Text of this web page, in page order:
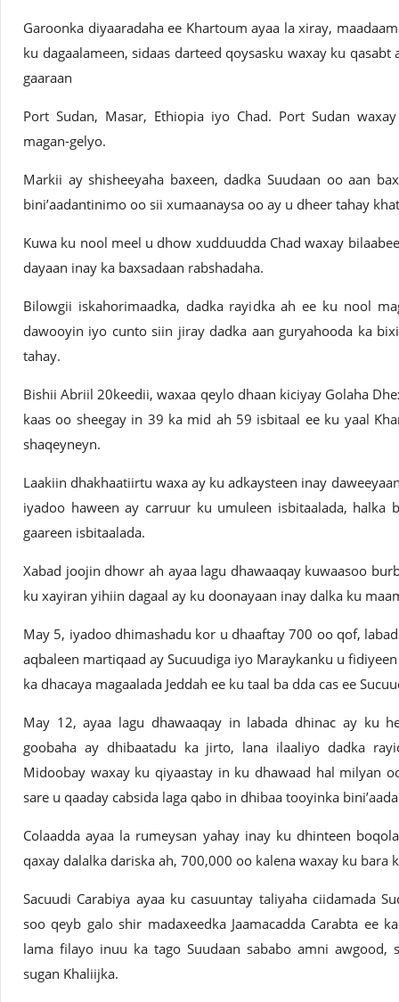
Garoonka diyaaradaha ee Khartoum ayaa la xiray,
ku dagaalameen, sidaas darteed qoysasku waxay ku
gaaraan
Port Sudan, Masar, Ethiopia iyo Chad. Port Sudan
magan-gelyo.
Markii ay shisheeyaha baxeen, dadka Suudaan oo aan
bini’aadantinimo oo sii xumaanaysa oo ay u dheer tahay
Kuwa ku nool meel u dhow xudduudda Chad waxay
dayaan inay ka baxsadaan rabshadaha.
Bilowgii iskahorimaadka, dadka rayidka ah ee ku nool
dawooyin iyo cunto siin jiray dadka aan guryahooda ka
tahay.
Bishii Abriil 20keedii, waxaa qeylo dhaan kiciyay Golaha
kaas oo sheegay in 39 ka mid ah 59 isbitaal ee ku yaal
shaqeyneyn.
Laakiin dhakhaatiirtu waxa ay ku adkaysteen inay
iyadoo haween ay carruur ku umuleen isbitaalada, halka
gaareen isbitaalada.
Xabad joojin dhowr ah ayaa lagu dhawaaqay kuwaasoo
ku xayiran yihiin dagaal ay ku doonayaan inay dalka ku
May 5, iyadoo dhimashadu kor u dhaaftay 700 oo qof,
aqbaleen martiqaad ay Sucuudiga iyo Maraykanku u
ka dhacaya magaalada Jeddah ee ku taal ba dda cas ee
May 12, ayaa lagu dhawaaqay in labada dhinac ay ku
goobaha ay dhibaatadu ka jirto, lana ilaaliyo dadka
Midoobay waxay ku qiyaastay in ku dhawaad hal milyan
sare u qaaday cabsida laga qabo in dhibaa tooyinka
Colaadda ayaa la rumeysan yahay inay ku dhinteen
qaxay dalalka dariska ah, 700,000 oo kalena waxay ku bara
Sacuudi Carabiya ayaa ku casuuntay taliyaha ciidamada
soo qeyb galo shir madaxeedka Jaamacadda Carabta ee
lama filayo inuu ka tago Suudaan sababo amni awgood,
sugan Khaliijka.